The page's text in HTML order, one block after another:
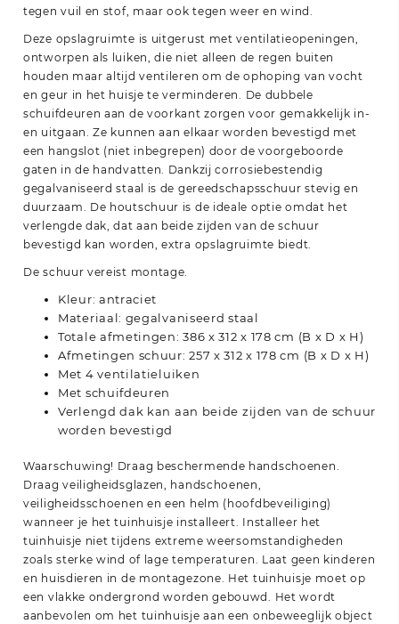
tegen vuil en stof, maar ook tegen weer en wind.
Deze opslagruimte is uitgerust met ventilatieopeningen,
ontworpen als luiken, die niet alleen de regen buiten
houden maar altijd ventileren om de ophoping van vocht
en geur in het huisje te verminderen. De dubbele
schuifdeuren aan de voorkant zorgen voor gemakkelijk in-
en uitgaan. Ze kunnen aan elkaar worden bevestigd met
een hangslot (niet inbegrepen) door de voorgeboorde
gaten in de handvatten. Dankzij corrosiebestendig
gegalvaniseerd staal is de gereedschapsschuur stevig en
duurzaam. De houtschuur is de ideale optie omdat het
verlengde dak, dat aan beide zijden van de schuur
bevestigd kan worden, extra opslagruimte biedt.
De schuur vereist montage.
Kleur: antraciet
Materiaal: gegalvaniseerd staal
Totale afmetingen: 386 x 312 x 178 cm (B x D x H)
Afmetingen schuur: 257 x 312 x 178 cm (B x D x H)
Met 4 ventilatieluiken
Met schuifdeuren
Verlengd dak kan aan beide zijden van de schuur
worden bevestigd
Waarschuwing! Draag beschermende handschoenen.
Draag veiligheidsglazen, handschoenen,
veiligheidsschoenen en een helm (hoofdbeveiliging)
wanneer je het tuinhuisje installeert. Installeer het
tuinhuisje niet tijdens extreme weersomstandigheden
zoals sterke wind of lage temperaturen. Laat geen kinderen
en huisdieren in de montagezone. Het tuinhuisje moet op
een vlakke ondergrond worden gebouwd. Het wordt
aanbevolen om het tuinhuisje aan een onbeweeglijk object